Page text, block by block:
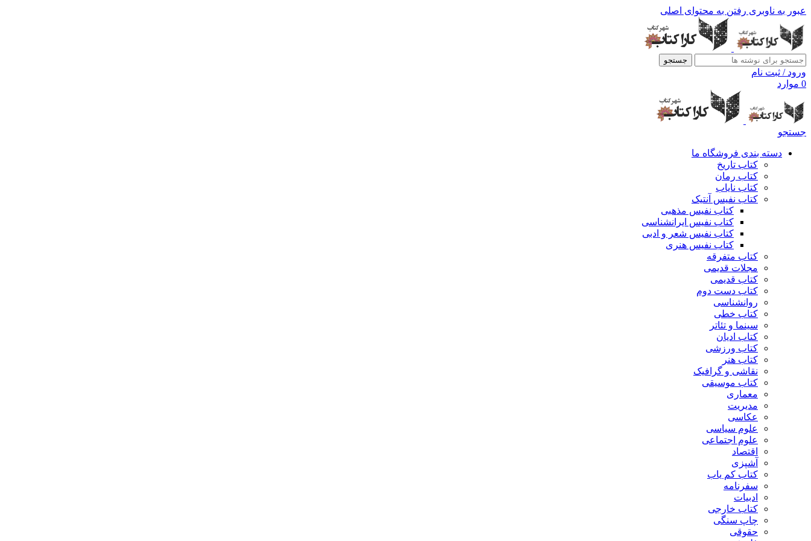
عبور به ناوبری رفتن به محتوای اصلی
جستجو
ورود / ثبت نام
0 موارد
جستجو
دسته بندی فروشگاه ما
کتاب تاریخ
کتاب رمان
کتاب نایاب
کتاب نفیس آنتیک
کتاب نفیس مذهبی
کتاب نفیس ایرانشناسی
کتاب نفیس شعر و ادبی
کتاب نفیس هنری
کتاب متفرقه
مجلات قدیمی
کتاب قدیمی
کتاب دست دوم
روانشناسی
کتاب خطی
سینما و تئاتر
کتاب ادیان
کتاب ورزشی
کتاب هنر
نقاشی و گرافیک
کتاب موسیقی
معماری
مدیریت
عکاسی
علوم سیاسی
علوم اجتماعی
اقتصاد
آشپزی
کتاب کم یاب
سفرنامه
ادبیات
کتاب خارجی
چاپ سنگی
حقوقی